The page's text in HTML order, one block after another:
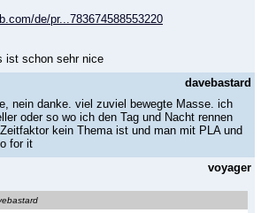
de/pr...783674588553220
ist schon sehr nice
davebastard
nein danke. viel zuviel bewegte Masse. ich
oder so wo ich den Tag und Nacht rennen
kein Thema ist und man mit PLA und
for it
voyager